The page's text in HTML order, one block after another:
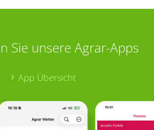
Sie unsere Agrar-Apps
App Übersicht